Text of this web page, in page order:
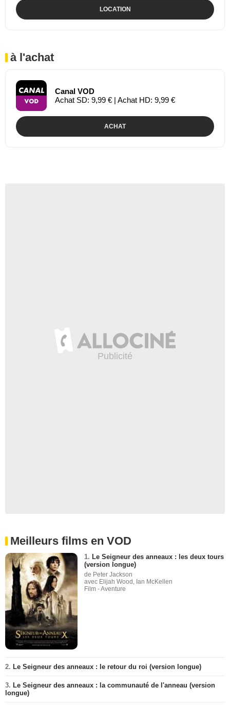
LOCATION
à l'achat
Canal VOD
Achat SD: 9,99 € | Achat HD: 9,99 €
ACHAT
Meilleurs films en VOD
1. Le Seigneur des anneaux : les deux tours
(version longue)
de Peter Jackson
avec Elijah Wood, Ian McKellen
Film - Aventure
2. Le Seigneur des anneaux : le retour du roi (version longue)
3. Le Seigneur des anneaux : la communauté de l'anneau (version
longue)